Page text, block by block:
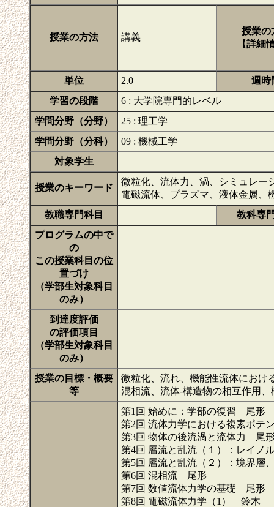
授業の方法 講義
授業の
【詳細
単位 2.0
週時
学習の段階
6 : 大学院専門的レベル
学問分野（分野）
25 : 理工学
学問分野（分科）
09 : 機械工学
対象学生
授業のキーワード
微粒化、流体力、渦、シミュレー
電磁流体、プラズマ、液体金属、
教職専門科目
教科専
プログラムの中で
の
この授業科目の位
置づけ
（学部生対象科目
のみ）
到達度評価
の評価項目
（学部生対象科目
のみ）
授業の目標・概要
等
微粒化、流れ、機能性流体におけ
混相流、流体-構造物の相互作用
第1回 始めに：学部の復習 尾形
第2回 流体力学における複素ポテ
第3回 物体の後流渦と流体力 尾
第4回 層流と乱流（１）：レイ
第5回 層流と乱流（２）：境界層
第6回 混相流 尾形
第7回 数値流体力学の基礎 尾形
第8回 電磁流体力学（1） 鈴木